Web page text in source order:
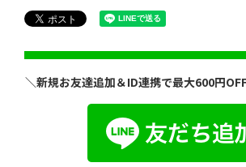
＼新規お友達追加＆ID連携で最大600円